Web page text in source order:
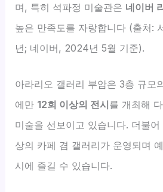
며, 특히 석파정 미술관은 네이버
높은 만족도를 자랑합니다 (출처:
년; 네이버, 2024년 5월 기준).
아라리오 갤러리 부암은 3층 규모
에만 12회 이상의 전시를 개최해
미술을 선보이고 있습니다. 더불
상의 카페 겸 갤러리가 운영되며
시에 즐길 수 있습니다.